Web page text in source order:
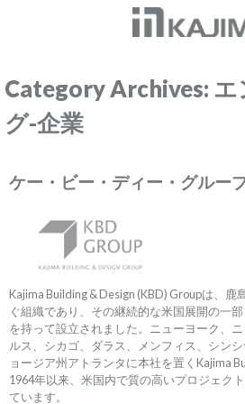
Category Archives:
グ-企業
ケー・ビー・ディー・グルー
Kajima Building & Design (KBD) Groupは、
ぐ組織であり、その継続的な米国展開の一
を持って設立されました。ニューヨーク、
ルス、シカゴ、ダラス、メンフィス、シン
ョージア州アトランタに本社を置くKajima
1964年以来、米国内で質の高いプロジェク
ています。